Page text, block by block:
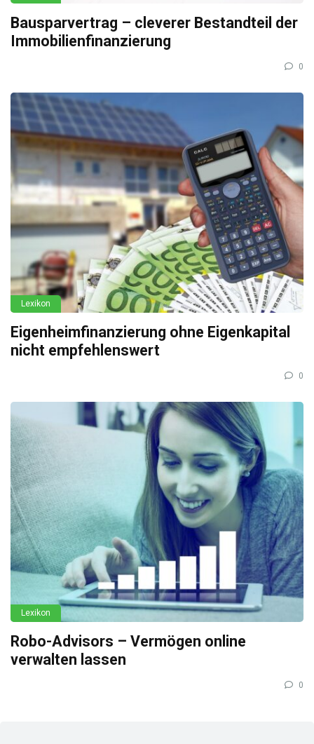
Bausparvertrag – cleverer Bestandteil der
Immobilienfinanzierung
0
Lexikon
Eigenheimfinanzierung ohne Eigenkapital
nicht empfehlenswert
0
Lexikon
Robo-Advisors – Vermögen online
verwalten lassen
0